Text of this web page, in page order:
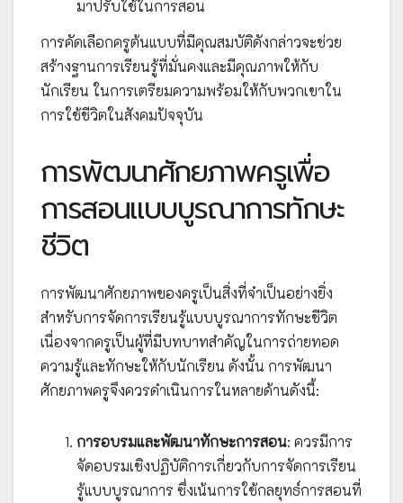
มาปรับใช้ในการสอน
การคัดเลือกครูต้นแบบที่มีคุณสมบัติดังกล่าวจะช่วย
สร้างฐานการเรียนรู้ที่มั่นคงและมีคุณภาพให้กับ
นักเรียน ในการเตรียมความพร้อมให้กับพวกเขาใน
การใช้ชีวิตในสังคมปัจจุบัน
การพัฒนาศักยภาพครูเพื่อ
การสอนแบบบูรณาการทักษะ
ชีวิต
การพัฒนาศักยภาพของครูเป็นสิ่งที่จำเป็นอย่างยิ่ง
สำหรับการจัดการเรียนรู้แบบบูรณาการทักษะชีวิต
เนื่องจากครูเป็นผู้ที่มีบทบาทสำคัญในการถ่ายทอด
ความรู้และทักษะให้กับนักเรียน ดังนั้น การพัฒนา
ศักยภาพครูจึงควรดำเนินการในหลายด้านดังนี้:
การอบรมและพัฒนาทักษะการสอน: ควรมีการ
จัดอบรมเชิงปฏิบัติการเกี่ยวกับการจัดการเรียน
รู้แบบบูรณาการ ซึ่งเน้นการใช้กลยุทธ์การสอนที่